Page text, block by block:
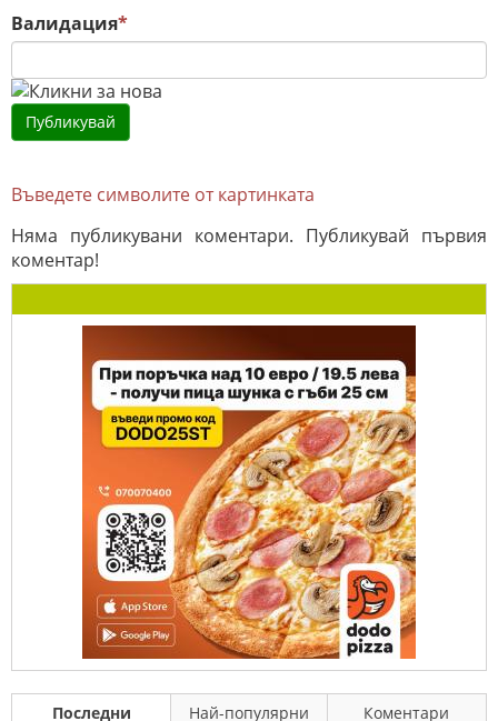
Валидация*
Въведете символите от картинката
Няма публикувани коментари. Публикувай първия
коментар!
Последни Най-популярни Коментари